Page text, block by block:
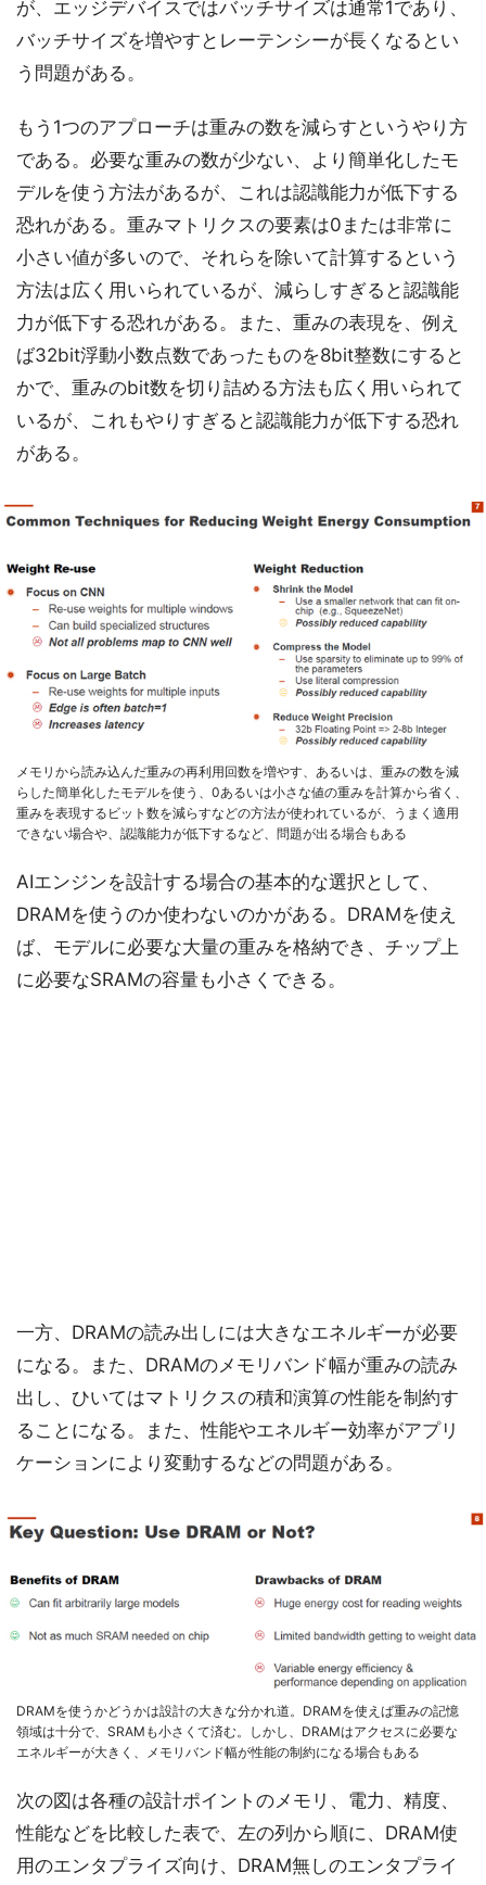
が、エッジデバイスではバッチサイズは通常1であり、
バッチサイズを増やすとレーテンシーが長くなるとい
う問題がある。
もう1つのアプローチは重みの数を減らすというやり方
である。必要な重みの数が少ない、より簡単化したモ
デルを使う方法があるが、これは認識能力が低下する
恐れがある。重みマトリクスの要素は0または非常に
小さい値が多いので、それらを除いて計算するという
方法は広く用いられているが、減らしすぎると認識能
力が低下する恐れがある。また、重みの表現を、例え
ば32bit浮動小数点数であったものを8bit整数にすると
かで、重みのbit数を切り詰める方法も広く用いられて
いるが、これもやりすぎると認識能力が低下する恐れ
がある。
メモリから読み込んだ重みの再利用回数を増やす、あるいは、重みの数を減
らした簡単化したモデルを使う、0あるいは小さな値の重みを計算から省く、
重みを表現するビット数を減らすなどの方法が使われているが、うまく適用
できない場合や、認識能力が低下するなど、問題が出る場合もある
AIエンジンを設計する場合の基本的な選択として、
DRAMを使うのか使わないのかがある。DRAMを使え
ば、モデルに必要な大量の重みを格納でき、チップ上
に必要なSRAMの容量も小さくできる。
一方、DRAMの読み出しには大きなエネルギーが必要
になる。また、DRAMのメモリバンド幅が重みの読み
出し、ひいてはマトリクスの積和演算の性能を制約す
ることになる。また、性能やエネルギー効率がアプリ
ケーションにより変動するなどの問題がある。
DRAMを使うかどうかは設計の大きな分かれ道。DRAMを使えば重みの記憶
領域は十分で、SRAMも小さくて済む。しかし、DRAMはアクセスに必要な
エネルギーが大きく、メモリバンド幅が性能の制約になる場合もある
次の図は各種の設計ポイントのメモリ、電力、精度、
性能などを比較した表で、左の列から順に、DRAM使
用のエンタプライズ向け、DRAM無しのエンタプライ